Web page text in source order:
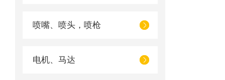
喷嘴、喷头，喷枪
电机、马达